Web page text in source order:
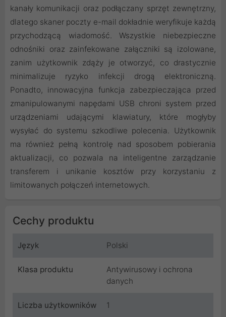
kanały komunikacji oraz podłączany sprzęt zewnętrzny,
dlatego skaner poczty e-mail dokładnie weryfikuje każdą
przychodzącą wiadomość. Wszystkie niebezpieczne
odnośniki oraz zainfekowane załączniki są izolowane,
zanim użytkownik zdąży je otworzyć, co drastycznie
minimalizuje ryzyko infekcji drogą elektroniczną.
Ponadto, innowacyjna funkcja zabezpieczająca przed
zmanipulowanymi napędami USB chroni system przed
urządzeniami udającymi klawiatury, które mogłyby
wysyłać do systemu szkodliwe polecenia. Użytkownik
ma również pełną kontrolę nad sposobem pobierania
aktualizacji, co pozwala na inteligentne zarządzanie
transferem i unikanie kosztów przy korzystaniu z
limitowanych połączeń internetowych.
Cechy produktu
Język Polski
Klasa produktu
Antywirusowy i ochrona
danych
Liczba użytkowników 1